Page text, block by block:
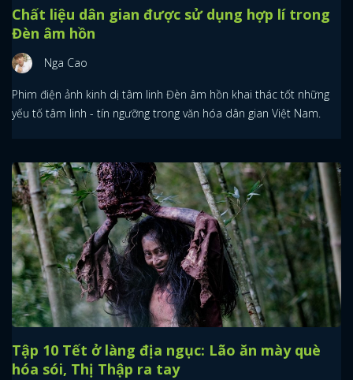
Chất liệu dân gian được sử dụng hợp lí trong
Đèn âm hồn
Nga Cao
Phim điện ảnh kinh dị tâm linh Đèn âm hồn khai thác tốt những
yếu tố tâm linh - tín ngưỡng trong văn hóa dân gian Việt Nam.
Tập 10 Tết ở làng địa ngục: Lão ăn mày què
hóa sói, Thị Thập ra tay